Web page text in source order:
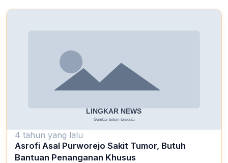
4 tahun yang lalu
Asrofi Asal Purworejo Sakit Tumor, Butuh
Bantuan Penanganan Khusus